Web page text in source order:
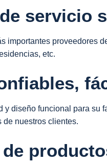
servicio
importantes proveedores
etc.
y diseño funcional para
nuestros clientes.